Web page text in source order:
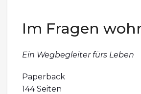
Im Fragen
Ein Wegbegleiter fürs Leben
Paperback
144 Seiten